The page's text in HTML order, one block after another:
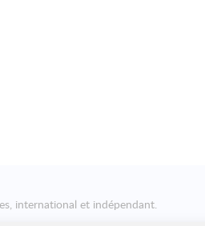
international et indépendant.